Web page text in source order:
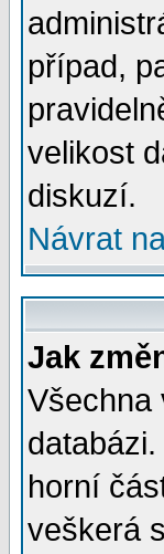
případ,
velikost
diskuzí.
Návrat
Jak
Všechna
horní
veškerá